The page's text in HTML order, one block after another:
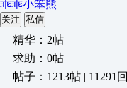
乖乖小笨熊
关注 私信
精华：2帖
求助：0帖
帖子：1213帖 | 11291回